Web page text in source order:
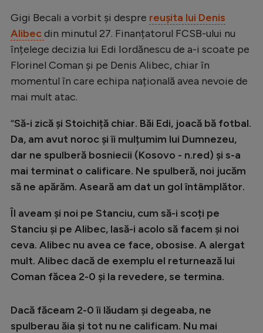
Gigi Becali a vorbit și despre reușita lui Denis
Alibecdin minutul 27. Finanțatorul FCSB-ului nu
înțelege decizia lui Edi Iordănescu de a-i scoate pe
Florinel Coman și pe Denis Alibec, chiar în
momentul în care echipa națională avea nevoie de
mai mult atac.
“Să-i zică și Stoichiță chiar. Băi Edi, joacă bă fotbal.
Da, am avut noroc și îi mulțumim lui Dumnezeu,
dar ne spulberă bosniecii (Kosovo - n.red) și s-a
mai terminat o calificare. Ne spulberă, noi jucăm
să ne apărăm. Aseară am dat un gol întâmplător.
Îl aveam și noi pe Stanciu, cum să-i scoți pe
Stanciu și pe Alibec, lasă-i acolo să facem și noi
ceva. Alibec nu avea ce face, obosise. A alergat
mult. Alibec dacă de exemplu el returnează lui
Coman făcea 2-0 și la revedere, se termina.
Dacă făceam 2-0 îi lăudam și degeaba, ne
spulberau ăia și tot nu ne calificam. Nu mai